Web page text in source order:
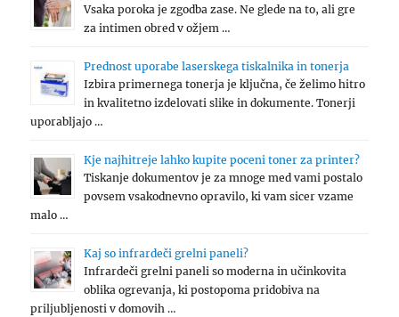
Vsaka poroka je zgodba zase. Ne glede na to, ali gre
za intimen obred v ožjem …
Prednost uporabe laserskega tiskalnika in tonerja
Izbira primernega tonerja je ključna, če želimo hitro
in kvalitetno izdelovati slike in dokumente. Tonerji
uporabljajo …
Kje najhitreje lahko kupite poceni toner za printer?
Tiskanje dokumentov je za mnoge med vami postalo
povsem vsakodnevno opravilo, ki vam sicer vzame
malo …
Kaj so infrardeči grelni paneli?
Infrardeči grelni paneli so moderna in učinkovita
oblika ogrevanja, ki postopoma pridobiva na
priljubljenosti v domovih …